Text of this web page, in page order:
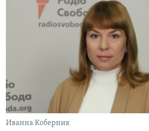
Иванна Коберник